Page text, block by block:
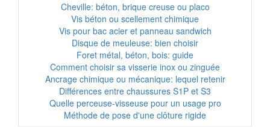
Cheville: béton, brique creuse ou placo
Vis béton ou scellement chimique
Vis pour bac acier et panneau sandwich
Disque de meuleuse: bien choisir
Foret métal, béton, bois: guide
Comment choisir sa visserie inox ou zinguée
Ancrage chimique ou mécanique: lequel retenir
Différences entre chaussures S1P et S3
Quelle perceuse-visseuse pour un usage pro
Méthode de pose d'une clôture rigide